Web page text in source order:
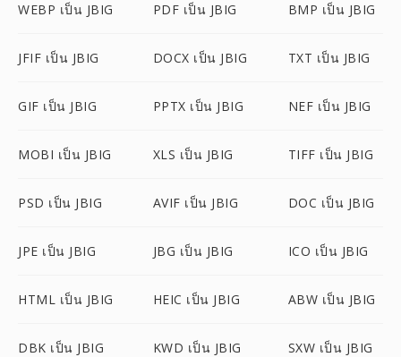
WEBP เป็น JBIG PDF เป็น JBIG BMP เป็น JBIG
JFIF เป็น JBIG DOCX เป็น JBIG TXT เป็น JBIG
GIF เป็น JBIG PPTX เป็น JBIG NEF เป็น JBIG
MOBI เป็น JBIG XLS เป็น JBIG TIFF เป็น JBIG
PSD เป็น JBIG AVIF เป็น JBIG DOC เป็น JBIG
JPE เป็น JBIG JBG เป็น JBIG ICO เป็น JBIG
HTML เป็น JBIG HEIC เป็น JBIG ABW เป็น JBIG
DBK เป็น JBIG KWD เป็น JBIG SXW เป็น JBIG